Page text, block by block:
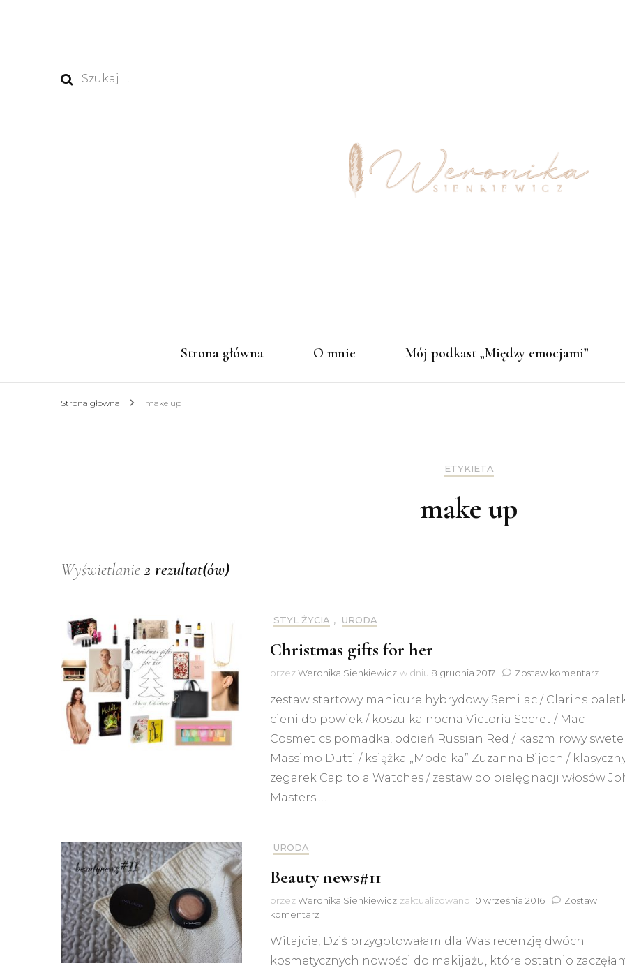
Szukaj:
Strona główna O mnie Mój podkast „Między emocjami”
Strona główna make up
ETYKIETA
make up
Wyświetlanie 2 rezultat(ów)
STYL ŻYCIA , URODA
Christmas gifts for her
przezWeronika Sienkiewicz w dniu 8 grudnia 2017 Zostaw komentarzdo
gifts
zestaw startowy manicure hybrydowy Semilac / Clarins
cieni do powiek / koszulka nocna Victoria Secret / Mac
Cosmetics pomadka, odcień Russian Red / kaszmirowy
Massimo Dutti / książka „Modelka” Zuzanna Bijoch /
zegarek Capitola Watches / zestaw do pielęgnacji włosów
Masters …
URODA
Beauty news#11
przezWeronika Sienkiewicz zaktualizowano 10 września 2016
Zostaw
komentarzdo
news#11
Witajcie, Dziś przygotowałam dla Was recenzję dwóch
kosmetycznych nowości do makijażu, które ostatnio